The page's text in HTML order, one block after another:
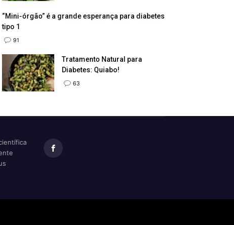
“Mini-órgão” é a grande esperança para diabetes
tipo 1
91
Tratamento Natural para
Diabetes: Quiabo!
63